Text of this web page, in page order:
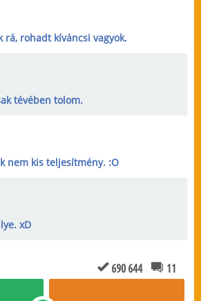
rá, rohadt kíváncsi vagyok.
tévében tolom.
nem kis teljesítmény. :O
xD
690 644 11